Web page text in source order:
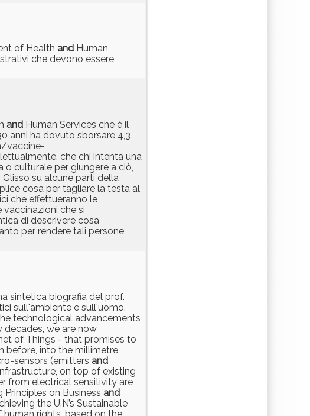
of Health and Human
che devono essere
and Human Services che è il
anni ha dovuto sborsare 4,3
vaccine-
che chi intenta una
o culturale per giungere a ciò,
su alcune parti della
cosa per tagliare la testa al
che effettueranno le
che si
di descrivere cosa
per rendere tali persone
sintetica biografia del prof.
sull'ambiente e sull'uomo.
technological advancements
we are now
of Things - that promises to
before, into the millimetre
sensors (emitters and
on top of existing
from electrical sensitivity are
on Business and
the U.N’s Sustainable